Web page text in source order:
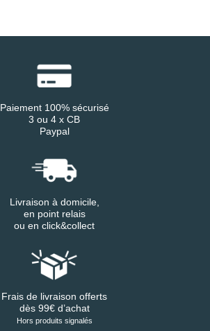
Paiement 100% sécurisé
3 ou 4 x CB
Paypal
Livraison à domicile,
en point relais
ou en click&collect
Frais de livraison offerts
dès 99€ d’achat
Hors produits signalés